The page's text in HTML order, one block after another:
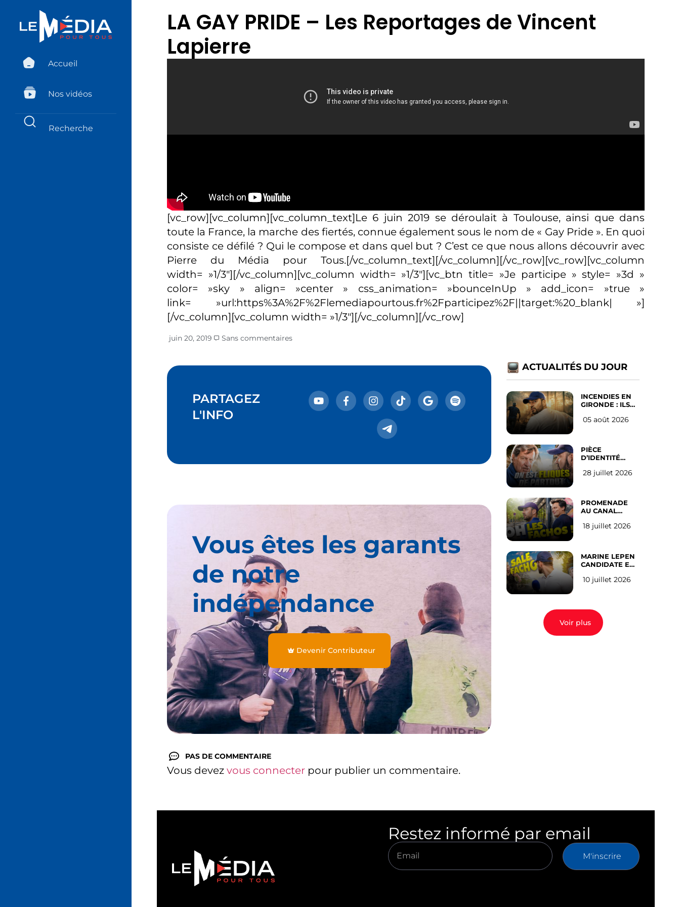
Accueil
Nos vidéos
LA GAY PRIDE – Les Reportages de Vincent
Lapierre
[vc_row][vc_column][vc_column_text]Le 6 juin 2019 se déroulait à Toulouse, ainsi que dans
toute la France, la marche des fiertés, connue également sous le nom de « Gay Pride ». En quoi
consiste ce défilé ? Qui le compose et dans quel but ? C’est ce que nous allons découvrir avec
Pierre du Média pour Tous.[/vc_column_text][/vc_column][/vc_row][vc_row][vc_column
width= »1/3″][/vc_column][vc_column width= »1/3″][vc_btn title= »Je participe » style= »3d »
color= »sky » align= »center » css_animation= »bounceInUp » add_icon= »true »
link= »url:https%3A%2F%2Flemediapourtous.fr%2Fparticipez%2F||target:%20_blank| »]
[/vc_column][vc_column width= »1/3″][/vc_column][/vc_row]
juin 20, 2019 Sans commentaires
PARTAGEZ
L'INFO
Vous êtes les garants
de notre
indépendance
Devenir Contributeur
ACTUALITÉS DU JOUR
INCENDIES EN
GIRONDE : ILS
D’ABANDONNER
05 août 2026
PIÈCE
D’IDENTITÉ
SUR LES
28 juillet 2026
PROMENADE
AU CANAL
(les gauchistes
18 juillet 2026
MARINE LEPEN
CANDIDATE EN
Parisiens
10 juillet 2026
Voir plus
PAS DE COMMENTAIRE
Vous devez vous connecter pour publier un commentaire.
Restez informé par email
M'inscrire